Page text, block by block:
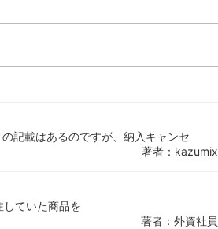
記載はあるのですが、納入キャンセ
著者：kazumix
ていた商品を
著者：外資社員